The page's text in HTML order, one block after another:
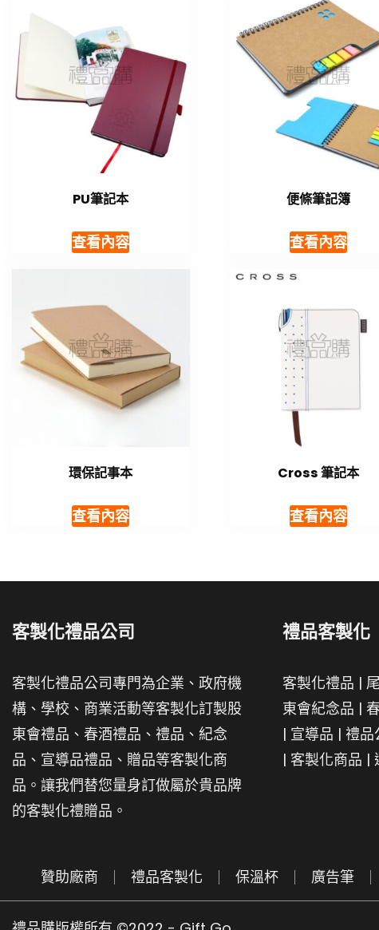
PU筆記本
查看內容
便條筆記簿
查看內容
環保記事本
查看內容
Cross 筆記本
查看內容
客製化禮品公司
客製化禮品公司專門為企業、政府機
構、學校、商業活動等客製化訂製股
東會禮品、春酒禮品、禮品、紀念
品、宣導品禮品、贈品等客製化商
品。讓我們替您量身訂做屬於貴品牌
的客製化禮贈品。
禮品客製化
客製化禮品 |
東會紀念品 |
| 宣導品 | 禮品
| 客製化商品 |
贊助廠商 禮品客製化 保溫杯 廣告筆